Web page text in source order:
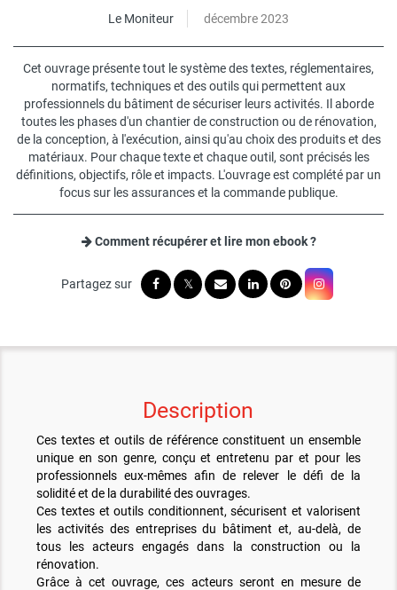
Le Moniteur
décembre 2023
Cet ouvrage présente tout le système des textes, réglementaires,
normatifs, techniques et des outils qui permettent aux
professionnels du bâtiment de sécuriser leurs activités. Il aborde
toutes les phases d'un chantier de construction ou de rénovation,
de la conception, à l'exécution, ainsi qu'au choix des produits et des
matériaux. Pour chaque texte et chaque outil, sont précisés les
définitions, objectifs, rôle et impacts. L'ouvrage est complété par un
focus sur les assurances et la commande publique.
Comment récupérer et lire mon ebook ?
Description
Ces textes et outils de référence constituent un ensemble
unique en son genre, conçu et entretenu par et pour les
professionnels eux-mêmes afin de relever le défi de la
solidité et de la durabilité des ouvrages.
Ces textes et outils conditionnent, sécurisent et valorisent
les activités des entreprises du bâtiment et, au-delà, de
tous les acteurs engagés dans la construction ou la
rénovation.
Grâce à cet ouvrage, ces acteurs seront en mesure de